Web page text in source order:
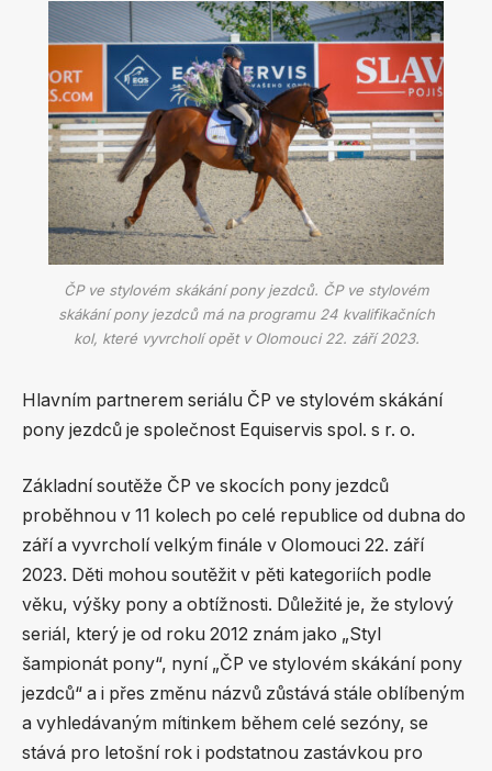
ČP ve stylovém skákání pony jezdců. ČP ve stylovém
skákání pony jezdců má na programu 24 kvalifikačních
kol, které vyvrcholí opět v Olomouci 22. září 2023.
Hlavním partnerem seriálu ČP ve stylovém skákání
pony jezdců je společnost Equiservis spol. s r. o.
Základní soutěže ČP ve skocích pony jezdců
proběhnou v 11 kolech po celé republice od dubna do
září a vyvrcholí velkým finále v Olomouci 22. září
2023. Děti mohou soutěžit v pěti kategoriích podle
věku, výšky pony a obtížnosti. Důležité je, že stylový
seriál, který je od roku 2012 znám jako „Styl
šampionát pony“, nyní „ČP ve stylovém skákání pony
jezdců“ a i přes změnu názvů zůstává stále oblíbeným
a vyhledávaným mítinkem během celé sezóny, se
stává pro letošní rok i podstatnou zastávkou pro